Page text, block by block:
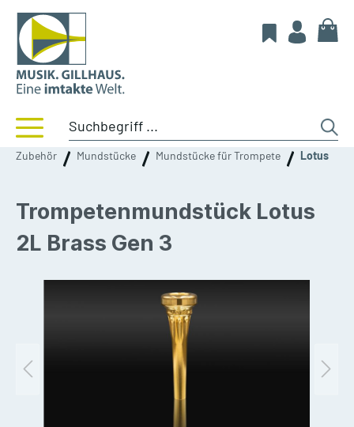
Zubehör Mundstücke Mundstücke für Trompete Lotus
Trompetenmundstück Lotus
2L Brass Gen 3